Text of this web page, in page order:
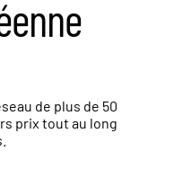
de plus de 50
prix tout au long